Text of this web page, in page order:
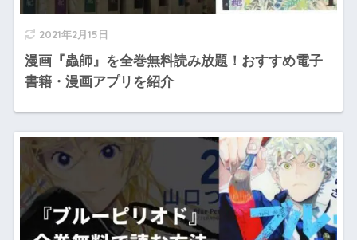
2021年2月15日
漫画『蟲師』を全巻無料読み放題！おすすめ電子
書籍・漫画アプリを紹介